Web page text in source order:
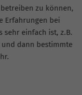
betreiben zu können,
Erfahrungen bei
sehr einfach ist, z.B.
dann bestimmte